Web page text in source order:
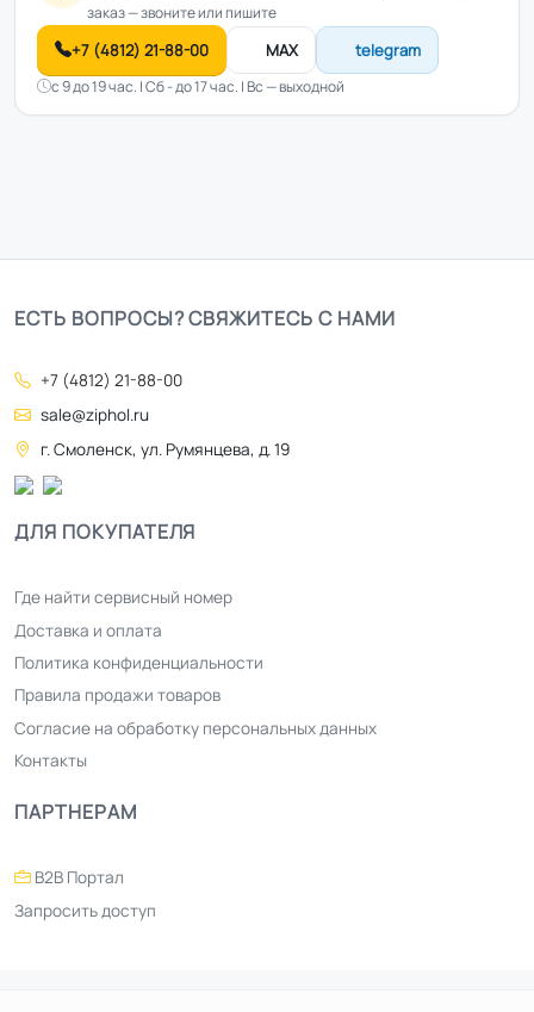
заказ — звоните или пишите
+7 (4812) 21-88-00 MAX telegram
с 9 до 19 час. | Сб - до 17 час. | Вс — выходной
ЕСТЬ ВОПРОСЫ? СВЯЖИТЕСЬ С НАМИ
+7 (4812) 21-88-00
sale@ziphol.ru
г. Смоленск, ул. Румянцева, д. 19
ДЛЯ ПОКУПАТЕЛЯ
Где найти сервисный номер
Доставка и оплата
Политика конфиденциальности
Правила продажи товаров
Согласие на обработку персональных данных
Контакты
ПАРТНЕРАМ
B2B Портал
Запросить доступ